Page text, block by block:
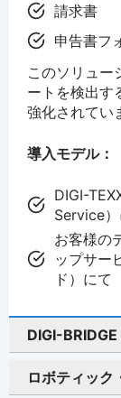
請求書
申告書フ
このソリュー
ートを検出す
強化されてい
導入モデル：
DIGI-
Service）
お客様の
ップサー
ド）にて
DIGI-BRIDGE
ロボティック